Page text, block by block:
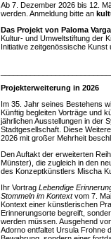
Ab 7. Dezember 2026 bis 12.
werden. Anmeldung bitte an
Das Projekt von Paloma
Kultur- und Umweltstiftung der
Initiative zeitgenössische Kunst
Projekterweiterung in 2026
Im 35. Jahr seines Bestehens
Künftig begleiten Vorträge und
jährlichen Ausstellungen in der
Stadtgesellschaft. Diese
2026 mit großer Mehrheit
Den Auftakt der erweiterten
Münster), die zugleich in den
des Konzeptkünstlers Mischa
Ihr Vortrag Lebendige
Stommeln im Kontextvom 7.
Kontext einer künstlerischen
Erinnerungsorte begreift,
werden müssen. Ausgehend
Adorno entfaltet Ursula Frohne